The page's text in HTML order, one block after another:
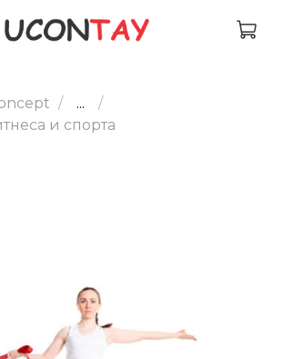
...
и спорта